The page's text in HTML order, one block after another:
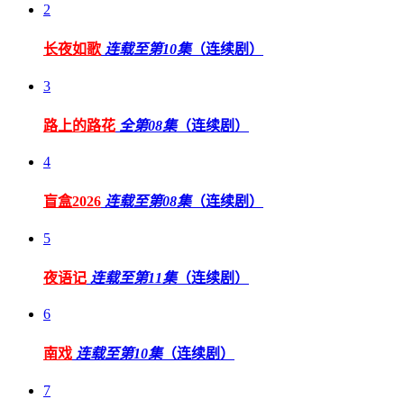
2
长夜如歌 连载至第10集（连续剧）
3
路上的路花 全第08集（连续剧）
4
盲盒2026 连载至第08集（连续剧）
5
夜语记 连载至第11集（连续剧）
6
南戏 连载至第10集（连续剧）
7